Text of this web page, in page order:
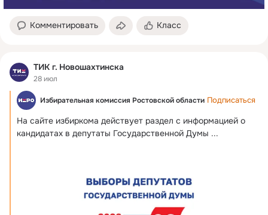
Комментировать Класс
ТИК г. Новошахтинска
28 июл
Избирательная комиссия Ростовской области Подписаться
На сайте избиркома действует раздел с информацией о
кандидатах в депутаты Государственной Думы ...